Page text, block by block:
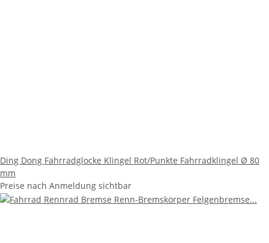
Ding Dong Fahrradglocke Klingel Rot/Punkte Fahrradklingel Ø 80
mm
Preise nach Anmeldung sichtbar